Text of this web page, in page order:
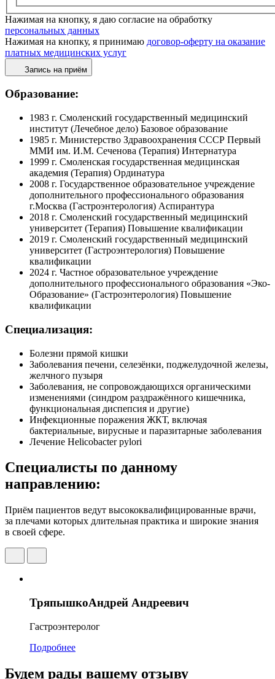
Нажимая на кнопку, я даю согласие на обработку
персональных данных
Нажимая на кнопку, я принимаю договор-оферту на оказание
платных медицинских услуг
Запись на приём
Образование:
1983 г. Смоленский государственный медицинский
институт (Лечебное дело) Базовое образование
1985 г. Министерство Здравоохранения СССР Первый
ММИ им. И.М. Сеченова (Терапия) Интернатура
1999 г. Смоленская государственная медицинская
академия (Терапия) Ординатура
2008 г. Государственное образовательное учреждение
дополнительного профессионального образования
г.Москва (Гастроэнтерология) Аспирантура
2018 г. Смоленский государственный медицинский
университет (Терапия) Повышение квалификации
2019 г. Смоленский государственный медицинский
университет (Гастроэнтерология) Повышение
квалификации
2024 г. Частное образовательное учреждение
дополнительного профессионального образования «Эко-
Образование» (Гастроэнтерология) Повышение
квалификации
Специализация:
Болезни прямой кишки
Заболевания печени, селезёнки, поджелудочной железы,
желчного пузыря
Заболевания, не сопровождающихся органическими
изменениями (синдром раздражённого кишечника,
функциональная диспепсия и другие)
Инфекционные поражения ЖКТ, включая
бактериальные, вирусные и паразитарные заболевания
Лечение Helicobacter pylori
Специалисты по данному
направлению:
Приём пациентов ведут высококвалифицированные врачи,
за плечами которых длительная практика и широкие знания
в своей сфере.
ТряпышкоАндрей Андреевич
Гастроэнтеролог
Подробнее
Будем рады вашему отзыву